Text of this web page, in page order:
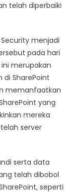
telah diperbaiki
menjadi
pada hari
merupakan
di SharePoint
memanfaatkan
yang
mereka
server
serta data
telah dibobol
seperti